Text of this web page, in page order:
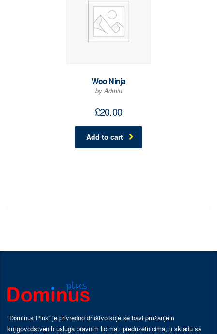
Woo Ninja
by Admin
£20.00
Add to cart
“Dominus Plus” je privredno društvo koje se bavi pružanjem
knjigovodstvenih usluga pravnim licima i preduzetnicima, u skladu sa